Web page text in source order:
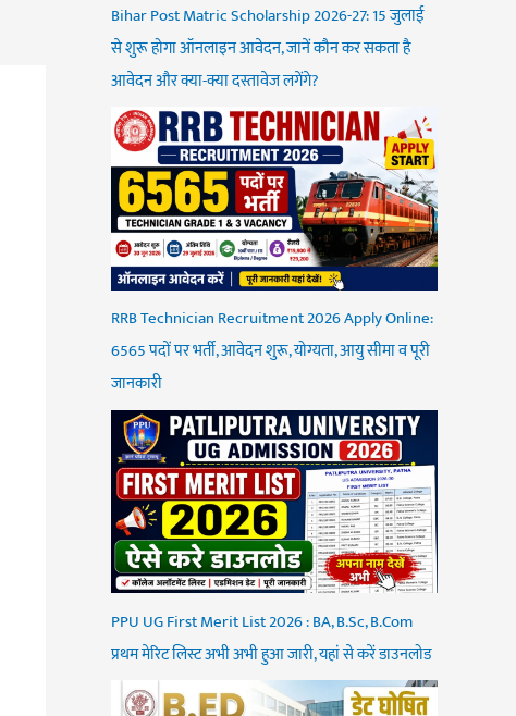
Bihar Post Matric Scholarship 2026-27: 15 जुलाई
से शुरू होगा ऑनलाइन आवेदन, जानें कौन कर सकता है
आवेदन और क्या-क्या दस्तावेज लगेंगे?
RRB Technician Recruitment 2026 Apply Online:
6565 पदों पर भर्ती, आवेदन शुरू, योग्यता, आयु सीमा व पूरी
जानकारी
PPU UG First Merit List 2026 : BA, B.Sc, B.Com
प्रथम मेरिट लिस्ट अभी अभी हुआ जारी, यहां से करें डाउनलोड